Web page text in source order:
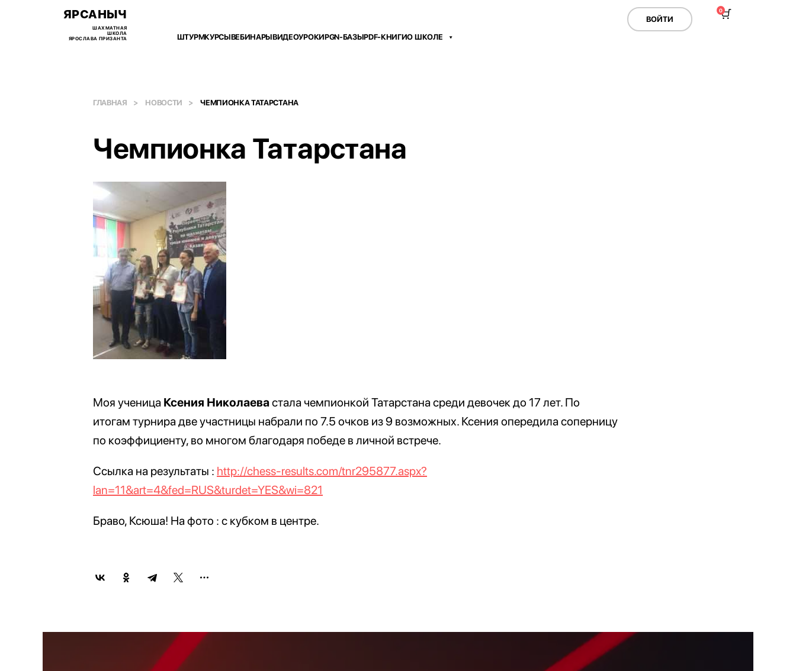
ЯРСАНЫЧ
ШАХМАТНАЯ
ШКОЛА
ЯРОСЛАВА ПРИЗАНТА
ВОЙТИ
ШТУРМКУРСЫВЕБИНАРЫВИДЕОУРОКИPGN-БАЗЫPDF-КНИГИО ШКОЛЕ
0
ГЛАВНАЯ НОВОСТИ ЧЕМПИОНКА ТАТАРСТАНА
Чемпионка Татарстана
Моя ученица Ксения Николаевастала чемпионкой Татарстана среди девочек до 17 лет. По
итогам турнира две участницы набрали по 7.5 очков из 9 возможных. Ксения опередила соперницу
по коэффициенту, во многом благодаря победе в личной встрече.
Ссылка на результаты : http://chess-results.com/tnr295877.aspx?
lan=11&art=4&fed=RUS&turdet=YES&wi=821
Браво, Ксюша! На фото : с кубком в центре.